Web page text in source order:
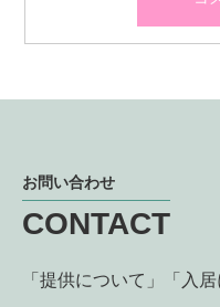
お問い合わせ
CONTACT
「提供について」「入